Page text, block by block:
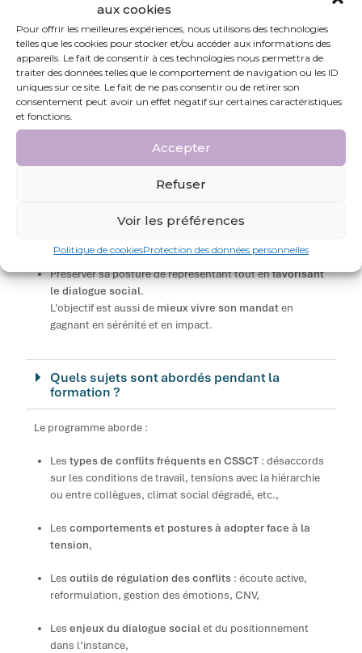
aux cookies
Pour offrir les meilleures expériences, nous utilisons des technologies
telles que les cookies pour stocker et/ou accéder aux informations des
appareils. Le fait de consentir à ces technologies nous permettra de
traiter des données telles que le comportement de navigation ou les ID
uniques sur ce site. Le fait de ne pas consentir ou de retirer son
consentement peut avoir un effet négatif sur certaines caractéristiques
et fonctions.
Accepter
Refuser
Voir les préférences
Politique de cookiesProtection des données personnelles
Quels sont les objectifs pédagogiques de la
La formation vise à :
Comprendre les mécanismes de la conflictualitéau
sein des organisations,
organisationnels et sociaux
communication apaisée et assertive
réguler les tensions lors des échanges en
Préserver sa posture de représentant tout enfavorisant
le dialogue social.
L’objectif est aussi de mieux vivre son mandaten
gagnant en sérénité et en impact.
Quels sujets sont abordés pendant la
formation ?
Le programme aborde :
Lestypes de conflits fréquents en CSSCT : désaccords
sur les conditions de travail, tensions avec la hiérarchie
ou entre collègues, climat social dégradé, etc.,
Lescomportements et postures à adopter face à la
tension,
Lesoutils de régulation des conflits : écoute active,
reformulation, gestion des émotions, CNV,
Lesenjeux du dialogue socialet du positionnement
dans l’instance,